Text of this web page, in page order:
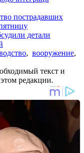
пострадавших
детали
, вооружение,
текст и
редакции.